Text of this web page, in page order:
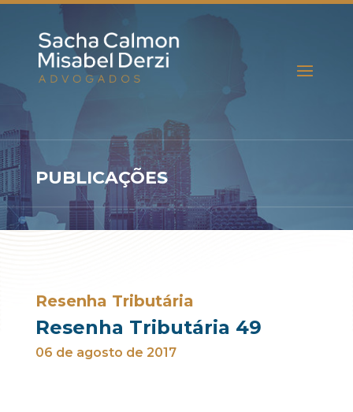
PUBLICAÇÕES
Resenha Tributária
Resenha Tributária 49
06 de agosto de 2017